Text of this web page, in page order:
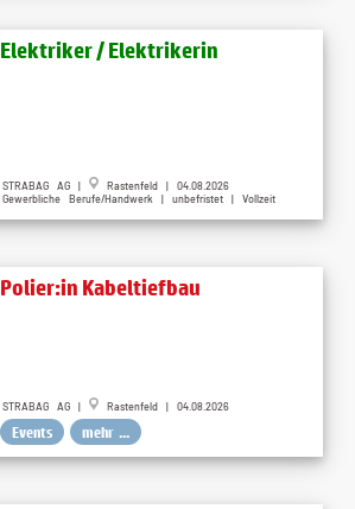
Elektriker / Elektrikerin
STRABAG AG |
Rastenfeld | 04.08.2026
Gewerbliche Berufe/Handwerk | unbefristet | Vollzeit
Polier:in Kabeltiefbau
STRABAG AG | Rastenfeld | 04.08.2026
Events mehr ...